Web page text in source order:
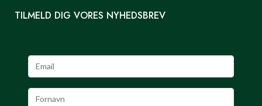
TILMELD DIG VORES NYHEDSBREV